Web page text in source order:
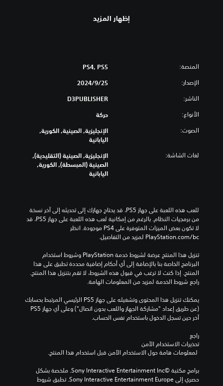
إظهار المزيد
المنصة: PS4, PS5
الإصدار: 25‏/9‏/2024
الناشر: D3PUBLISHER
الأنواع: حركة
الصوت:
الإنجليزية, الصينية, الكورية,
اليابانية
لغات الشاشة:
الإنجليزية, الصينية (التقليدية),
الصينية (المبسطة), الكورية,
اليابانية
‎PlayStation.com/bc لمزيد من التفاصيل.
راجع شروط الخدمة لمزيد من المعلومات الهامة.
آخر حين تسجل الدخول باستخدام نفس الحساب.
راجع
تحذيرات الاستخدام الآمن